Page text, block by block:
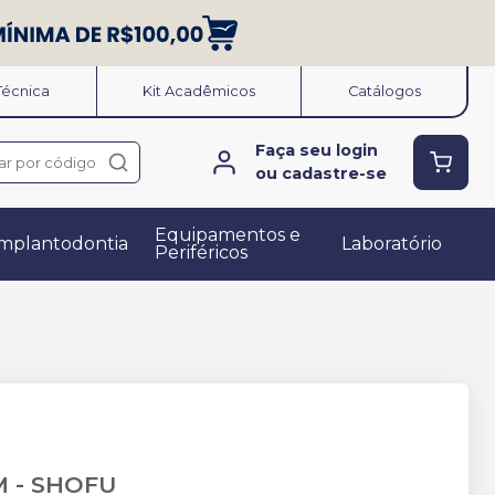
Kit Acadêmicos Catálogos
por código
Faça seu login
ou cadastre-se
Equipamentos e
Periféricos
Laboratório
- SHOFU